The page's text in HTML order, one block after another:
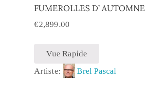
FUMEROLLES D’ AUTOMNE
€2,899.00
Vue Rapide
Artiste:
Brel Pascal